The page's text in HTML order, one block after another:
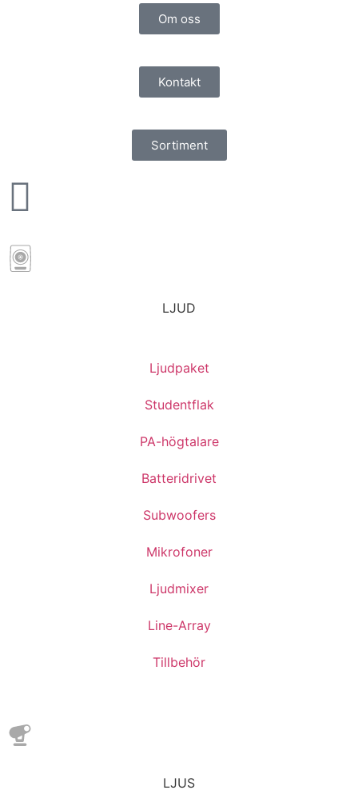
Om oss
Kontakt
Sortiment
LJUD
Ljudpaket
Studentflak
PA-högtalare
Batteridrivet
Subwoofers
Mikrofoner
Ljudmixer
Line-Array
Tillbehör
LJUS